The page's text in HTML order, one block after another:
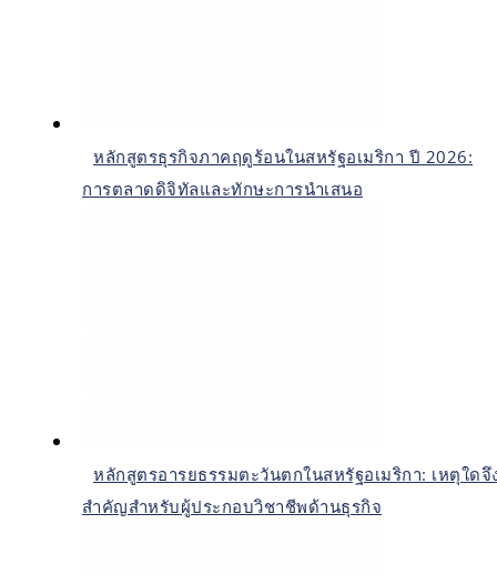
หลักสูตรธุรกิจภาคฤดูร้อนในสหรัฐอเมริกา ปี 2026:
การตลาดดิจิทัลและทักษะการนำเสนอ
หลักสูตรอารยธรรมตะวันตกในสหรัฐอเมริกา: เหตุใดจึ
สำคัญสำหรับผู้ประกอบวิชาชีพด้านธุรกิจ